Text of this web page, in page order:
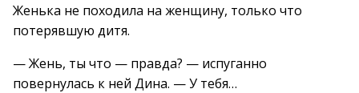
Женька не походила на женщину, только что
потерявшую дитя.
— Жень, ты что — правда? — испуганно
повернулась к ней Дина. — У тебя…